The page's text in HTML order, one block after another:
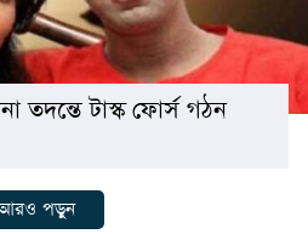
তদন্তে টাস্ক ফোর্স গঠন
পড়ুন